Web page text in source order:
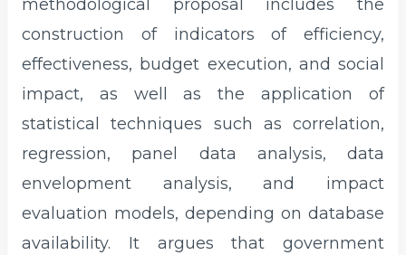
methodological proposal includes the
construction of indicators of efficiency,
effectiveness, budget execution, and social
impact, as well as the application of
statistical techniques such as correlation,
regression, panel data analysis, data
envelopment analysis, and impact
evaluation models, depending on database
availability. It argues that government